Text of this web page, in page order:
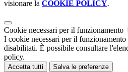
visionare la COOKIE POLICY.
Cookie necessari per il funzionamento
I cookie necessari per il funzionamento
disabilitati. È possibile consultare
policy.
Accetta tutti Salva le preferenze